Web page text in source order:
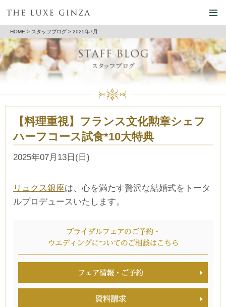
HOME > スタッフブログ > 2025年7月
【料理重視】フランス文化勲章シェフ
ハーフコース試食*10大特典
2025年07月13日(日)
リュクス銀座は、心を満たす贅沢な結婚式をトータ
ルプロデュースいたします。